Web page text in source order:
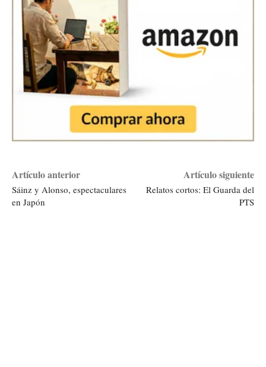
Artículo anterior
Sáinz y Alonso, espectaculares
en Japón
Artículo siguiente
Relatos cortos: El Guarda del
PTS